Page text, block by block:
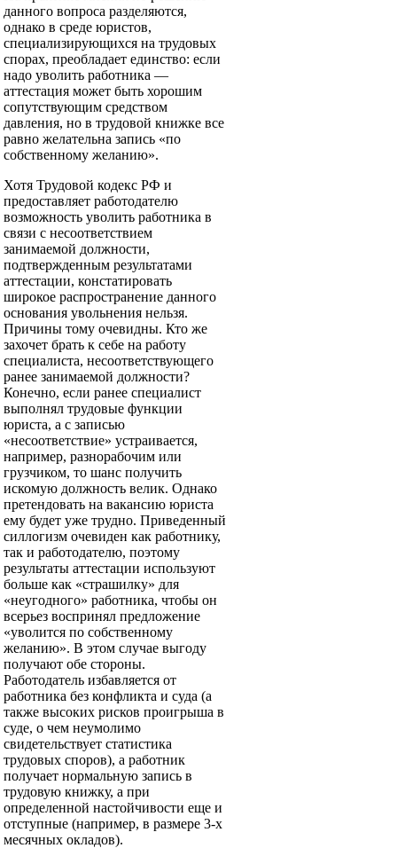
данного вопроса разделяются,
однако в среде юристов,
специализирующихся на трудовых
спорах, преобладает единство: если
надо уволить работника —
аттестация может быть хорошим
сопутствующим средством
давления, но в трудовой книжке все
равно желательна запись «по
собственному желанию».
Хотя Трудовой кодекс РФ и
предоставляет работодателю
возможность уволить работника в
связи с несоответствием
занимаемой должности,
подтвержденным результатами
аттестации, констатировать
широкое распространение данного
основания увольнения нельзя.
Причины тому очевидны. Кто же
захочет брать к себе на работу
специалиста, несоответствующего
ранее занимаемой должности?
Конечно, если ранее специалист
выполнял трудовые функции
юриста, а с записью
«несоответствие» устраивается,
например, разнорабочим или
грузчиком, то шанс получить
искомую должность велик. Однако
претендовать на вакансию юриста
ему будет уже трудно. Приведенный
силлогизм очевиден как работнику,
так и работодателю, поэтому
результаты аттестации используют
больше как «страшилку» для
«неугодного» работника, чтобы он
всерьез воспринял предложение
«уволится по собственному
желанию». В этом случае выгоду
получают обе стороны.
Работодатель избавляется от
работника без конфликта и суда (а
также высоких рисков проигрыша в
суде, о чем неумолимо
свидетельствует статистика
трудовых споров), а работник
получает нормальную запись в
трудовую книжку, а при
определенной настойчивости еще и
отступные (например, в размере 3-х
месячных окладов).